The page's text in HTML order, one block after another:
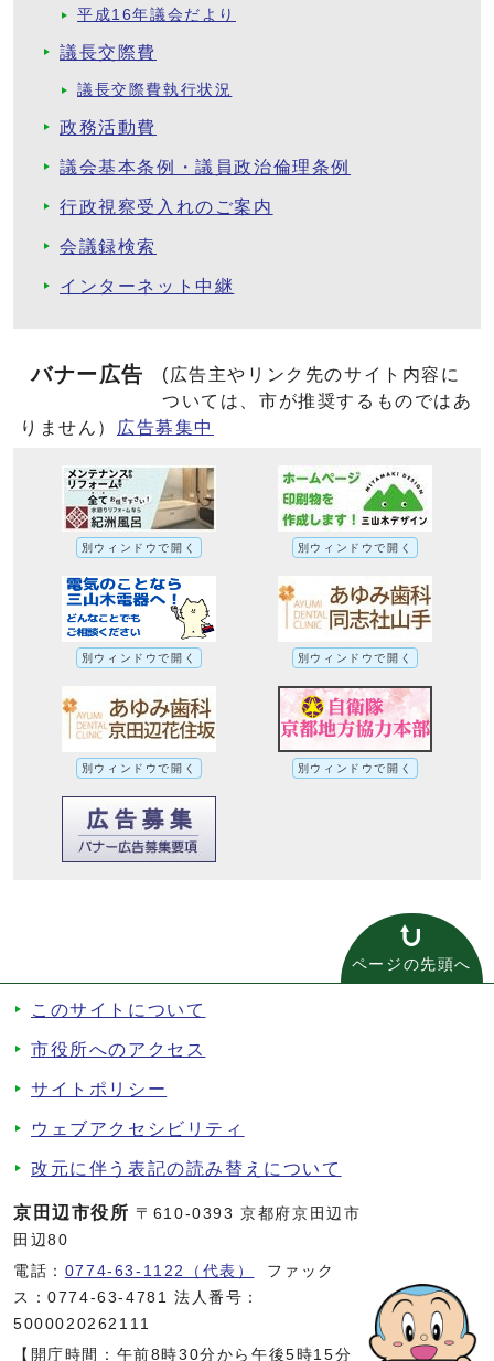
平成16年議会だより
議長交際費
議長交際費執行状況
政務活動費
議会基本条例・議員政治倫理条例
行政視察受入れのご案内
会議録検索
インターネット中継
バナー広告
(広告主やリンク先のサイト内容に
ついては、市が推奨するものではあ
りません）
広告募集中
別ウィンドウで開く 別ウィンドウで開く
別ウィンドウで開く 別ウィンドウで開く
別ウィンドウで開く 別ウィンドウで開く
ページの先頭へ
このサイトについて
市役所へのアクセス
サイトポリシー
ウェブアクセシビリティ
改元に伴う表記の読み替えについて
京田辺市役所 〒610-0393 京都府京田辺市
田辺80
電話： 0774-63-1122（代表）
ファック
ス：0774-63-4781 法人番号：
5000020262111
【開庁時間：午前8時30分から午後5時15分